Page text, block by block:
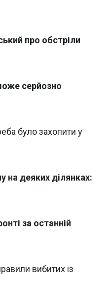
про обстріли
серйозно
було захопити у
на деяких ділянках:
за останній
вибитих із